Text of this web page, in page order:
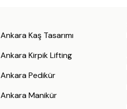
Ankara Kaş Tasarımı
Ankara Kirpik Lifting
Ankara Pedikür
Ankara Manikür